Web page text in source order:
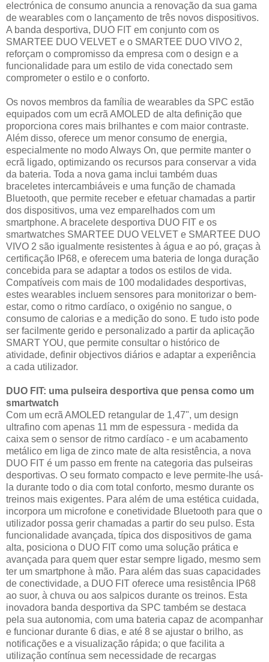
electrónica de consumo anuncia a renovação da sua gama
de wearables com o lançamento de três novos dispositivos.
A banda desportiva, DUO FIT em conjunto com os
SMARTEE DUO VELVET e o SMARTEE DUO VIVO 2,
reforçam o compromisso da empresa com o design e a
funcionalidade para um estilo de vida conectado sem
comprometer o estilo e o conforto.
Os novos membros da família de wearables da SPC estão
equipados com um ecrã AMOLED de alta definição que
proporciona cores mais brilhantes e com maior contraste.
Além disso, oferece um menor consumo de energia,
especialmente no modo Always On, que permite manter o
ecrã ligado, optimizando os recursos para conservar a vida
da bateria. Toda a nova gama inclui também duas
braceletes intercambiáveis e uma função de chamada
Bluetooth, que permite receber e efetuar chamadas a partir
dos dispositivos, uma vez emparelhados com um
smartphone. A bracelete desportiva DUO FIT e os
smartwatches SMARTEE DUO VELVET e SMARTEE DUO
VIVO 2 são igualmente resistentes à água e ao pó, graças à
certificação IP68, e oferecem uma bateria de longa duração
concebida para se adaptar a todos os estilos de vida.
Compatíveis com mais de 100 modalidades desportivas,
estes wearables incluem sensores para monitorizar o bem-
estar, como o ritmo cardíaco, o oxigénio no sangue, o
consumo de calorias e a medição do sono. E tudo isto pode
ser facilmente gerido e personalizado a partir da aplicação
SMART YOU, que permite consultar o histórico de
atividade, definir objectivos diários e adaptar a experiência
a cada utilizador.
DUO FIT: uma pulseira desportiva que pensa como um
smartwatch
Com um ecrã AMOLED retangular de 1,47", um design
ultrafino com apenas 11 mm de espessura - medida da
caixa sem o sensor de ritmo cardíaco - e um acabamento
metálico em liga de zinco mate de alta resistência, a nova
DUO FIT é um passo em frente na categoria das pulseiras
desportivas. O seu formato compacto e leve permite-lhe usá-
la durante todo o dia com total conforto, mesmo durante os
treinos mais exigentes. Para além de uma estética cuidada,
incorpora um microfone e conetividade Bluetooth para que o
utilizador possa gerir chamadas a partir do seu pulso. Esta
funcionalidade avançada, típica dos dispositivos de gama
alta, posiciona o DUO FIT como uma solução prática e
avançada para quem quer estar sempre ligado, mesmo sem
ter um smartphone à mão. Para além das suas capacidades
de conectividade, a DUO FIT oferece uma resistência IP68
ao suor, à chuva ou aos salpicos durante os treinos. Esta
inovadora banda desportiva da SPC também se destaca
pela sua autonomia, com uma bateria capaz de acompanhar
e funcionar durante 6 dias, e até 8 se ajustar o brilho, as
notificações e a visualização rápida; o que facilita a
utilização contínua sem necessidade de recargas